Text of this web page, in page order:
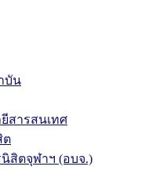
บัน
สารสนเทศ
ต
สิตจุฬาฯ (อบจ.)